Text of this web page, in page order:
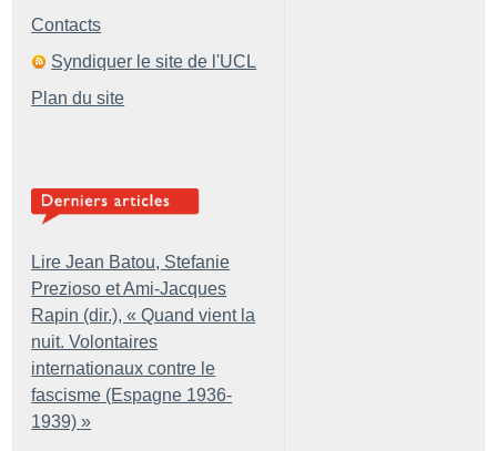
Contacts
Syndiquer le site de l'UCL
Plan du site
Lire Jean Batou, Stefanie
Prezioso et Ami-Jacques
Rapin (dir.), « Quand vient la
nuit. Volontaires
internationaux contre le
fascisme (Espagne 1936-
1939) »